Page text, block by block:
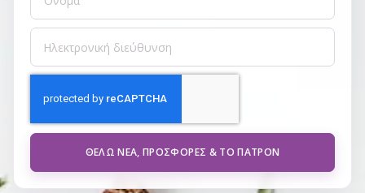
ΘΈΛΩ ΝΈΑ, ΠΡΟΣΦΟΡΈΣ & ΤΟ ΠΑΤΡΌΝ